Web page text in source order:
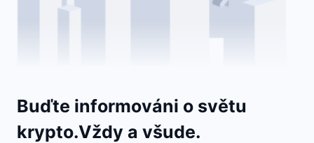
Buďte informováni o světu
krypto.Vždy a všude.